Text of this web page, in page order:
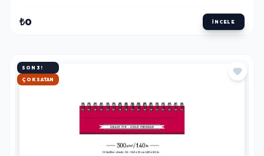
₺0 İNCELE
SON 3!
HIZLI KARGO